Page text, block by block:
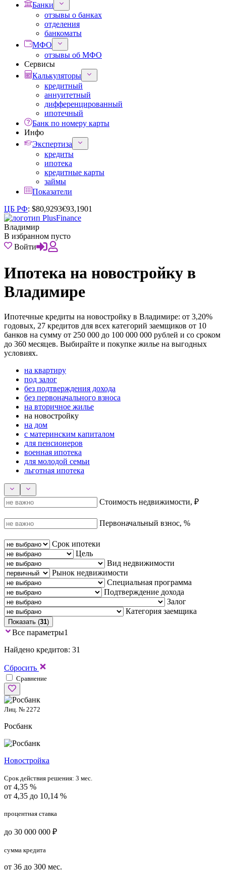
Банки
отзывы о банках
отделения
банкоматы
МФО
отзывы об МФО
Сервисы
Калькуляторы
кредитный
аннуитетный
дифференцированный
ипотечный
Банк по номеру карты
Инфо
Экспертиза
кредиты
ипотека
кредитные карты
займы
Показатели
ЦБ РФ: $80,9293€93,1901
Владимир
В избранном пусто
Войти
Ипотека на новостройку в
Владимире
Ипотечные кредиты на новостройку в Владимире: от 3,20%
годовых, 27 кредитов для всех категорий заемщиков от 10
банков на сумму от 250 000 до 100 000 000 рублей и со сроком
до 360 месяцев. Выбирайте и покупке жилье на выгодных
условиях.
на квартиру
под залог
без подтверждения дохода
без первоначального взноса
на вторичное жилье
на новостройку
на дом
с материнским капиталом
для пенсионеров
военная ипотека
для молодой семьи
льготная ипотека
Стоимость недвижимости, ₽
Первоначальный взнос, %
Срок ипотеки
Цель
Вид недвижимости
Рынок недвижимости
Специальная программа
Подтверждение дохода
Залог
Категория заемщика
Показать (31)
Все параметры1
Найдено кредитов: 31
Сбросить
Сравнение
Лиц. № 2272
Росбанк
Новостройка
Срок действия решения: 3 мес.
от 4,35 %
от 4,35 до 10,14 %
процентная ставка
до 30 000 000 ₽
сумма кредита
от 36 до 300 мес.